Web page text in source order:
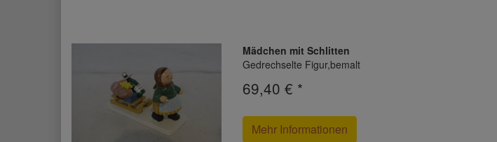
Mädchen mit Schlitten
Gedrechselte Figur,bemalt
69,40 € *
Mehr Informationen